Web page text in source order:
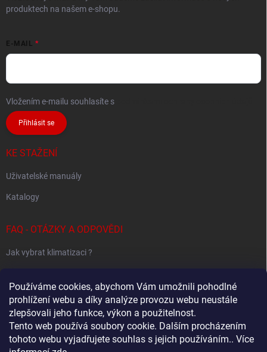
Používáme cookies, abychom Vám umožnili pohodlné
prohlížení webu a díky analýze provozu webu neustále
zlepšovali jeho funkce, výkon a použitelnost.
Tento web používá soubory cookie. Dalším procházením
tohoto webu vyjadřujete souhlas s jejich používáním.. Více
produktech na našem e-shopu.
E-MAIL
Vložením e-mailu souhlasíte s
Přihlásit se
KE STAŽENÍ
Uživatelské manuály
Katalogy
FAQ - OTÁZKY A ODPOVĚDI
Jak vybrat klimatizaci ?
Jak určit potřebný výkon klimatizace ?
Sestavování Multi-Split systémů